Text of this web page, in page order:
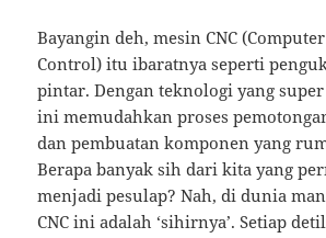
Bayangin deh, mesin CNC
Control) itu ibaratnya seperti
pintar. Dengan teknologi yang
ini memudahkan proses
dan pembuatan komponen yang
Berapa banyak sih dari kita yang
menjadi pesulap? Nah, di dunia
CNC ini adalah ‘sihirnya’. Setiap